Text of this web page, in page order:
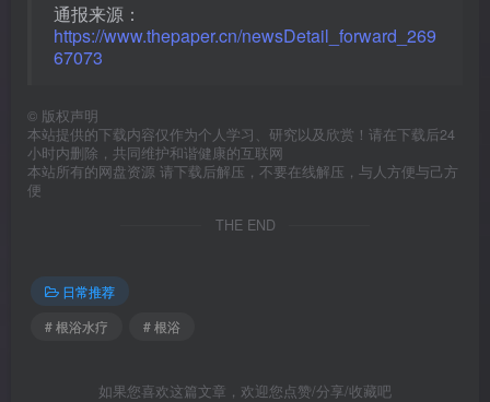
通报来源：
https://www.thepaper.cn/newsDetail_forward_269
67073
© 版权声明
本站提供的下载内容仅作为个人学习、研究以及欣赏！请在下载后24
小时内删除，共同维护和谐健康的互联网
本站所有的网盘资源 请下载后解压，不要在线解压，与人方便与己方
便
THE END
日常推荐
# 根浴水疗
# 根浴
如果您喜欢这篇文章，欢迎您点赞/分享/收藏吧